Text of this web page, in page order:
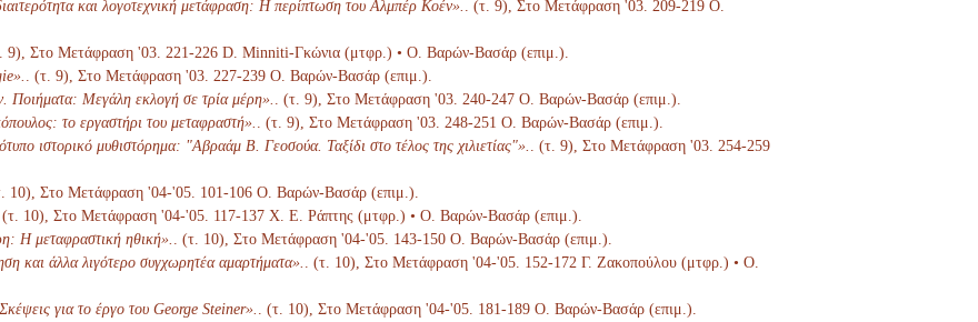
και λογοτεχνική μετάφραση: Η περίπτωση του Αλμπέρ Κοέν».
. (τ. 9), Στο Μετάφραση '03. 209-219 Ο.
9), Στο Μετάφραση '03. 221-226 D. Minniti-Γκώνια (μτφρ.) • Ο. Βαρών-Βασάρ (επιμ.).
. (τ. 9), Στο Μετάφραση '03. 227-239 Ο. Βαρών-Βασάρ (επιμ.).
Ποιήματα: Μεγάλη εκλογή σε τρία μέρη».
. (τ. 9), Στο Μετάφραση '03. 240-247 Ο. Βαρών-Βασάρ (επιμ.).
το εργαστήρι του μεταφραστή».
. (τ. 9), Στο Μετάφραση '03. 248-251 Ο. Βαρών-Βασάρ (επιμ.).
ιστορικό μυθιστόρημα: "Αβραάμ Β. Γεοσούα. Ταξίδι στο τέλος της χιλιετίας"».
. (τ. 9), Στο Μετάφραση '03. 254-259
10), Στο Μετάφραση '04-'05. 101-106 Ο. Βαρών-Βασάρ (επιμ.).
. (τ. 10), Στο Μετάφραση '04-'05. 117-137 Χ. Ε. Ράπτης (μτφρ.) • Ο. Βαρών-Βασάρ (επιμ.).
Η μεταφραστική ηθική».
. (τ. 10), Στο Μετάφραση '04-'05. 143-150 Ο. Βαρών-Βασάρ (επιμ.).
και άλλα λιγότερο συγχωρητέα αμαρτήματα».
. (τ. 10), Στο Μετάφραση '04-'05. 152-172 Γ. Ζακοπούλου (μτφρ.) • Ο.
για το έργο του George Steiner».
. (τ. 10), Στο Μετάφραση '04-'05. 181-189 Ο. Βαρών-Βασάρ (επιμ.).